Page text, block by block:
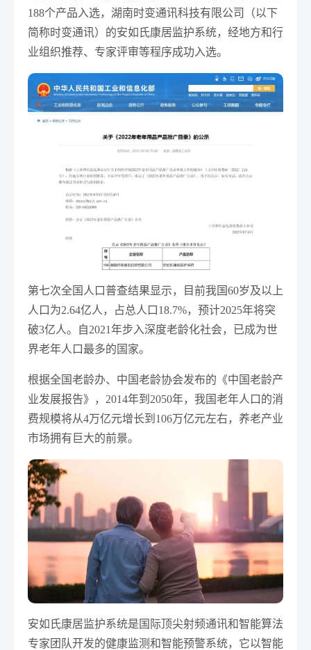
188个产品入选，湖南时变通讯科技有限公司（以下
简称时变通讯）的安如氏康居监护系统，经地方和行
业组织推荐、专家评审等程序成功入选。
第七次全国人口普查结果显示，目前我国60岁及以上
人口为2.64亿人，占总人口18.7%，预计2025年将突
破3亿人。自2021年步入深度老龄化社会，已成为世
界老年人口最多的国家。
根据全国老龄办、中国老龄协会发布的《中国老龄产
业发展报告》，2014年到2050年，我国老年人口的消
费规模将从4万亿元增长到106万亿元左右，养老产业
市场拥有巨大的前景。
安如氏康居监护系统是国际顶尖射频通讯和智能算法
专家团队开发的健康监测和智能预警系统，它以智能